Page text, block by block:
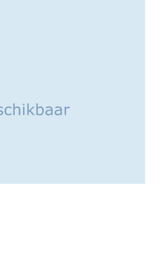
voor al deze
te worden.
hotel in Shanghai.